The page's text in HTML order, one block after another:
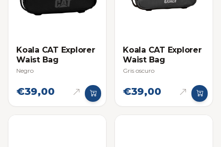
Koala CAT Explorer
Waist Bag
Negro
€39,00
Koala CAT Explorer
Waist Bag
Gris oscuro
€39,00